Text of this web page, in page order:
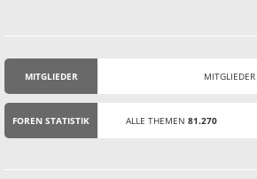
MITGLIEDER MITGLIEDER
FOREN STATISTIK ALLE THEMEN 81.270